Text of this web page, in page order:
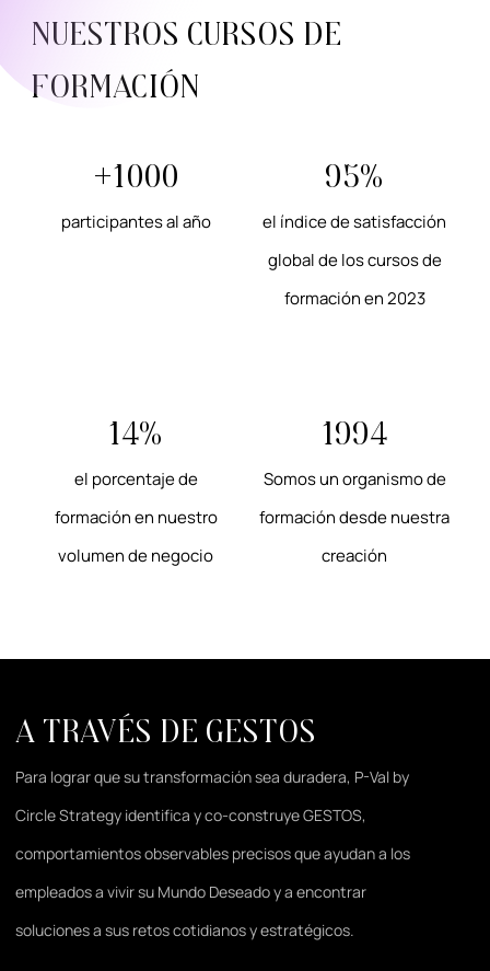
+1000
participantes al año
95%
el índice de satisfacción
global de los cursos de
formación en 2023
14%
el porcentaje de
formación en nuestro
volumen de negocio
1994
Somos un organismo de
formación desde nuestra
creación
nuestros cursos de
formación
A través de gestos
Para lograr que su transformación sea duradera, P-Val by
Circle Strategy identifica y co-construye GESTOS,
comportamientos observables precisos que ayudan a los
empleados a vivir su Mundo Deseado y a encontrar
soluciones a sus retos cotidianos y estratégicos.